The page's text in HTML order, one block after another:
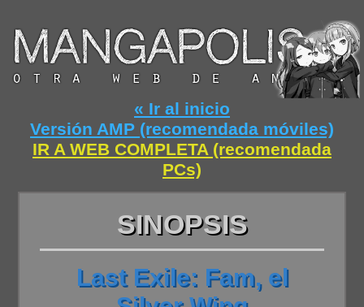
« Ir al inicio
Versión AMP (recomendada móviles)
IR A WEB COMPLETA (recomendada
PCs)
SINOPSIS
Last Exile: Fam, el